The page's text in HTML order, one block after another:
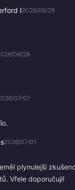
I2026/06/28
06/28
07/01
2026/07/01
plynulejší
Vřele doporučuji!